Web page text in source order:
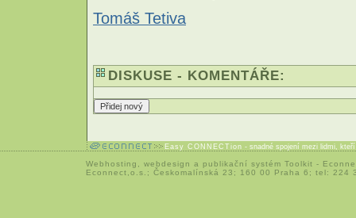
Tomáš Tetiva
DISKUSE - KOMENTÁŘE:
Easy CONNECTion - snadné spojení mezi lidmi,
Webhosting webdesign a publikační systém Toolkit -
Econnect,o.s.; Českomalínská 23; 160 00 Praha 6; tel: 224